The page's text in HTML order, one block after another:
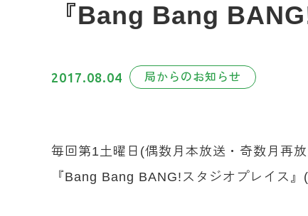
『Bang Bang
2017.08.04 局からのお知らせ
毎回第1土曜日(偶数月本放送・奇数月再
『Bang Bang BANG!スタジオプレイス』(